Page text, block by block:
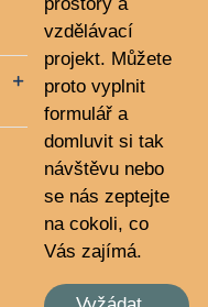
vzdělávací
projekt. Můžete
proto vyplnit
formulář a
domluvit si tak
návštěvu nebo
se nás zeptejte
na cokoli, co
Vás zajímá.